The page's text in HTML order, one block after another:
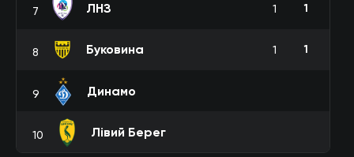
7 ЛНЗ 1 1
8 Буковина 1 1
9 Динамо
10 Лівий Берег